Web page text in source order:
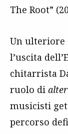
The Root”
Un ulteriore
l’uscita
chitarrista
ruolo di
musicisti
percorso